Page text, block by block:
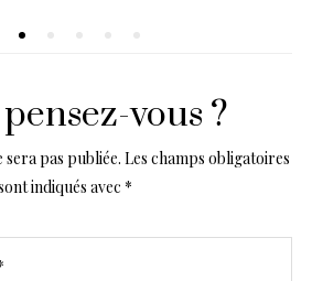
vous ?
pas publiée. Les champs obligatoires
indiqués avec *